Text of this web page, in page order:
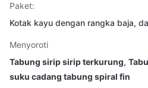
Paket:
Kotak kayu dengan rangka baja,
Menyoroti
Tabung sirip sirip terkurung,
suku cadang tabung spiral fin